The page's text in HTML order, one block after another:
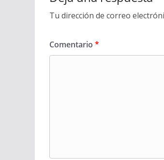
Tu dirección de correo
Comentario *